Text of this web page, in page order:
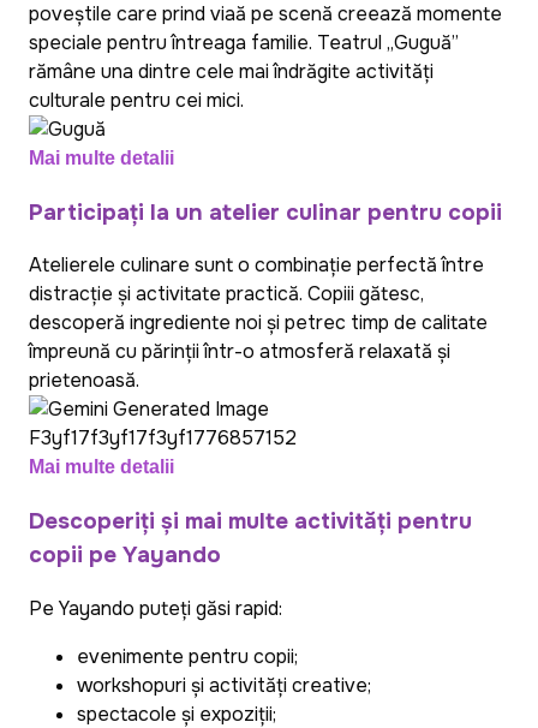
poveștile care prind viață pe scenă creează momente
speciale pentru întreaga familie. Teatrul „Guguță”
rămâne una dintre cele mai îndrăgite activități
culturale pentru cei mici.
Mai multe detalii
Participați la un atelier culinar pentru copii
Atelierele culinare sunt o combinație perfectă între
distracție și activitate practică. Copiii gătesc,
descoperă ingrediente noi și petrec timp de calitate
împreună cu părinții într-o atmosferă relaxată și
prietenoasă.
Mai multe detalii
Descoperiți și mai multe activități pentru
copii pe Yayando
Pe Yayando puteți găsi rapid:
evenimente pentru copii;
workshopuri și activități creative;
spectacole și expoziții;